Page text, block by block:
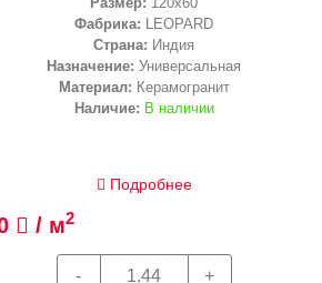
Фабрика:LEOPARD
Индия
Универсальная
Материал:Керамогранит
Наличие: В наличии
Подробнее
2